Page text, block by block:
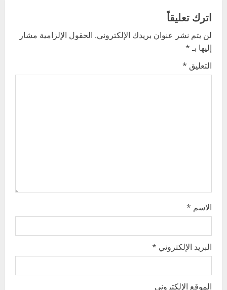
a
v
i
g
اترك تعليقاً
لن يتم نشر عنوان بريدك الإلكتروني. الحقول الإلزامية مشار
إليها بـ*
التعليق *
الاسم *
البريد الإلكتروني *
الموقع الإلكتروني